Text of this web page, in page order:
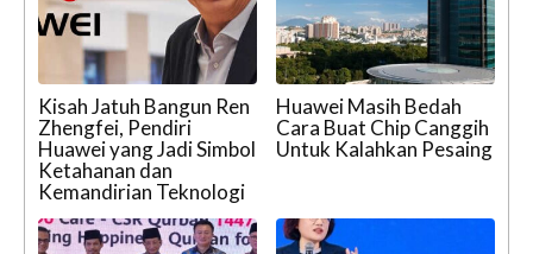
Kisah Jatuh Bangun Ren
Zhengfei, Pendiri
Huawei yang Jadi Simbol
Ketahanan dan
Kemandirian Teknologi
Huawei Masih Bedah
Cara Buat Chip Canggih
Untuk Kalahkan Pesaing